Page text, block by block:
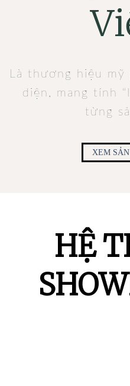
Là thương hiệu
diện, mang tính
từng
XEM
HỆ